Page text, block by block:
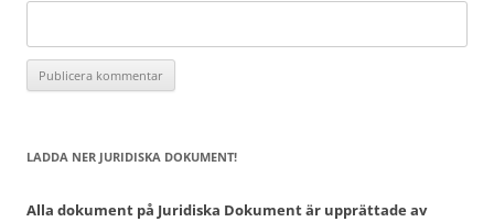
LADDA NER JURIDISKA DOKUMENT!
Alla dokument på Juridiska Dokument är upprättade av